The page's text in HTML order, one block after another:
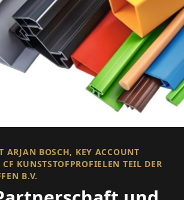
ARJAN BOSCH, KEY ACCOUNT
KUNSTSTOFPROFIELEN TEIL DER
B.V.